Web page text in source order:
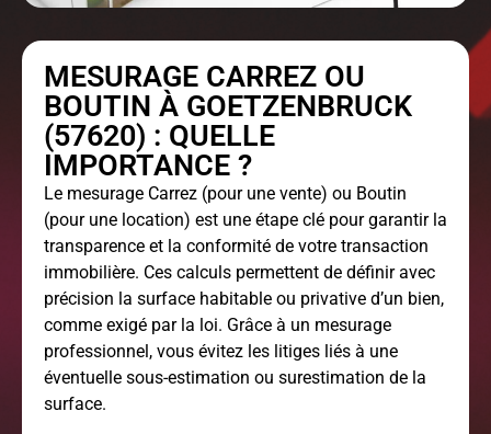
MESURAGE CARREZ OU
BOUTIN À GOETZENBRUCK
(57620) : QUELLE
IMPORTANCE ?
Le mesurage Carrez (pour une vente) ou Boutin
(pour une location) est une étape clé pour garantir la
transparence et la conformité de votre transaction
immobilière. Ces calculs permettent de définir avec
précision la surface habitable ou privative d’un bien,
comme exigé par la loi. Grâce à un mesurage
professionnel, vous évitez les litiges liés à une
éventuelle sous-estimation ou surestimation de la
surface.